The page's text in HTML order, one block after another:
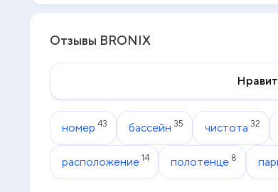
Отзывы BRONIX
номер 43 бассейн 35 чистота 32
расположение 14 полотенце 8